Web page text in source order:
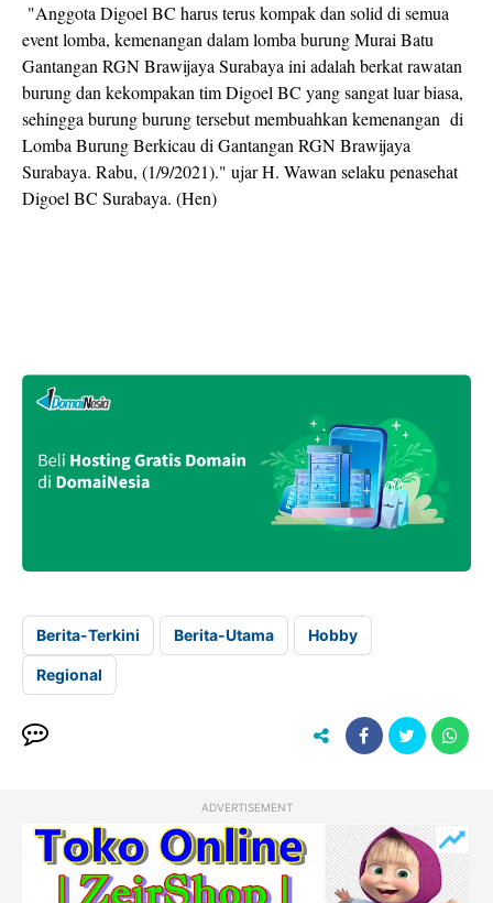
"Anggota Digoel BC harus terus kompak dan solid di semua
event lomba, kemenangan dalam lomba burung Murai Batu
Gantangan RGN Brawijaya Surabaya ini adalah berkat rawatan
burung dan kekompakan tim Digoel BC yang sangat luar biasa,
sehingga burung burung tersebut membuahkan kemenangan di
Lomba Burung Berkicau di Gantangan RGN Brawijaya
Surabaya. Rabu, (1/9/2021)." ujar H. Wawan selaku penasehat
Digoel BC Surabaya. (Hen)
Berita-Terkini Berita-Utama Hobby
Regional
ADVERTISEMENT